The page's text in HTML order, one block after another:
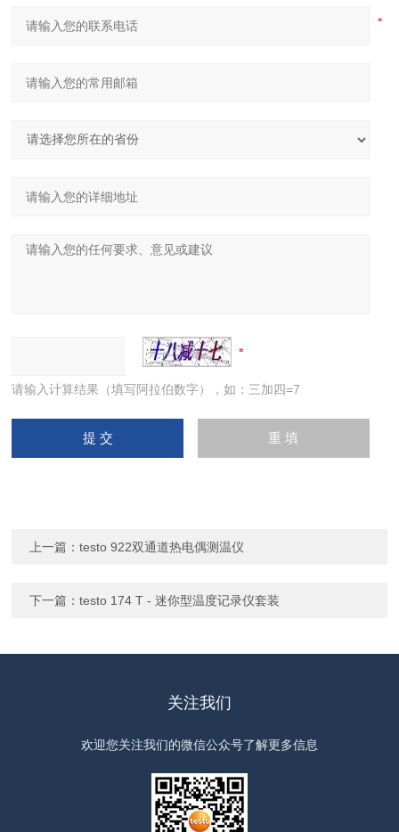
请输入计算结果（填写阿拉伯数字），如：三加四=7
上一篇：testo 922双通道热电偶测温仪
下一篇：testo 174 T - 迷你型温度记录仪套装
关注我们
欢迎您关注我们的微信公众号了解更多信息